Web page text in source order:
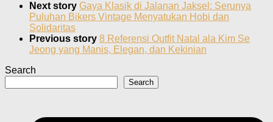
Next story Gaya Klasik di Jalanan Jaksel: Serunya
Puluhan Bikers Vintage Menyatukan Hobi dan
Solidaritas
Previous story 8 Referensi Outfit Natal ala Kim Se
Jeong yang Manis, Elegan, dan Kekinian
Search
Search